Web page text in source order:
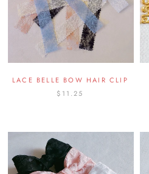
LACE BELLE BOW HAIR CLIP
$11.25